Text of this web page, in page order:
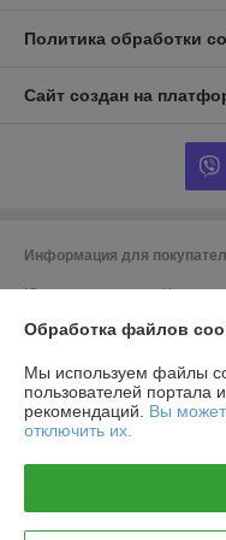
Политика обработки
Сайт создан на
Информация для
Юридическое лицо:Частное
г. Брест ул. Вычулки 113
Регистрационный номер
УНП: 291348590
Дата регистрации
Обработка файлов
Мы используем файлы
пользователей портала
рекомендаций. Вы
отключить их.